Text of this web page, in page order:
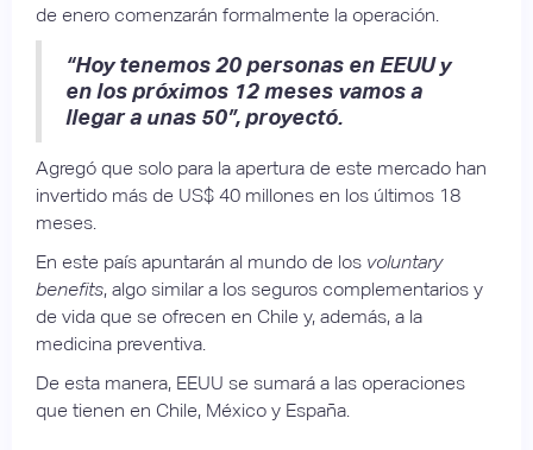
de enero comenzarán formalmente la operación.
“Hoy tenemos 20 personas en EEUU y
en los próximos 12 meses vamos a
llegar a unas 50”, proyectó.
Agregó que solo para la apertura de este mercado han
invertido más de US$ 40 millones en los últimos 18
meses.
En este país apuntarán al mundo de los voluntary
benefits, algo similar a los seguros complementarios y
de vida que se ofrecen en Chile y, además, a la
medicina preventiva.
De esta manera, EEUU se sumará a las operaciones
que tienen en Chile, México y España.